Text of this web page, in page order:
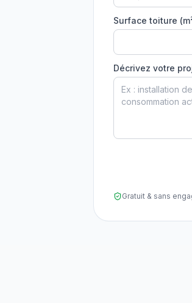
Surface toiture
Décrivez votre
Gratuit & sans